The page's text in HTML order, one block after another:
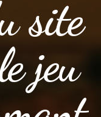
site
jeu